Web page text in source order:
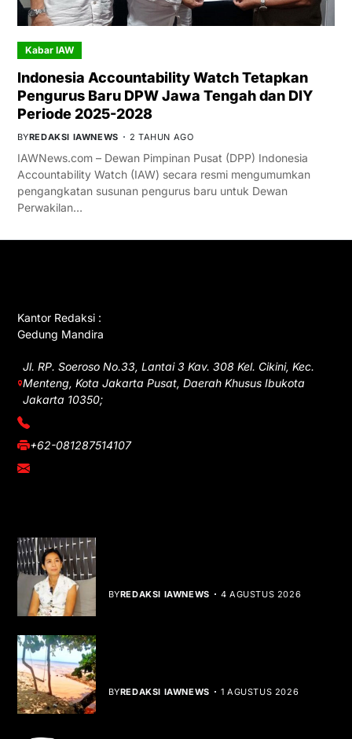
Kabar IAW
Indonesia Accountability Watch Tetapkan
Pengurus Baru DPW Jawa Tengah dan DIY
Periode 2025-2028
BYREDAKSI IAWNEWS 2 TAHUN AGO
IAWNews.com – Dewan Pimpinan Pusat (DPP) Indonesia
Accountability Watch (IAW) secara resmi mengumumkan
pengangkatan susunan pengurus baru untuk Dewan
Perwakilan…
Kantor Redaksi :
Gedung Mandira
Jl. RP. Soeroso No.33, Lantai 3 Kav. 308 Kel. Cikini, Kec.
Menteng, Kota Jakarta Pusat, Daerah Khusus Ibukota
Jakarta 10350;
(021) 3908026
+62-081287514107
adm@iawnews.com
BYREDAKSI IAWNEWS 4 AGUSTUS 2026
BYREDAKSI IAWNEWS 1 AGUSTUS 2026